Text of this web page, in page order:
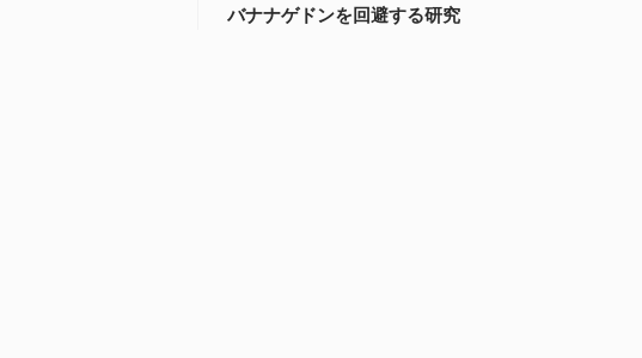
バナナゲドンを回避する研究